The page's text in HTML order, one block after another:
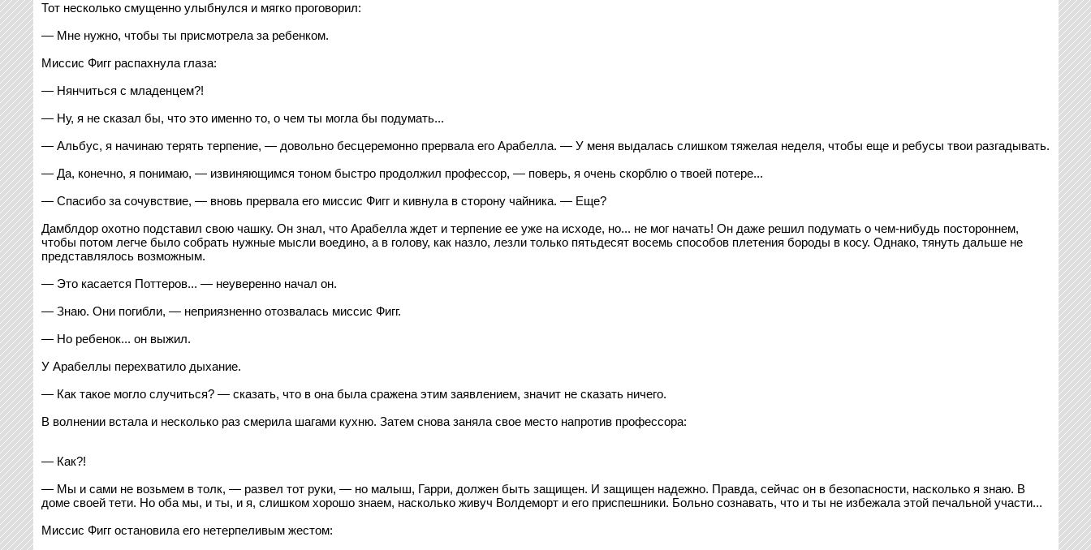
Тот несколько смущенно улыбнулся и мягко проговорил:
— Мне нужно, чтобы ты присмотрела за ребенком.
Миссис Фигг распахнула глаза:
— Нянчиться с младенцем?!
— Ну, я не сказал бы, что это именно то, о чем ты могла бы подумать...
— Альбус, я начинаю терять терпение, — довольно бесцеремонно прервала его Арабелла. — У меня выдалась слишком тяжелая неделя, чтобы еще и ребусы твои разгадывать.
— Да, конечно, я понимаю, — извиняющимся тоном быстро продолжил профессор, — поверь, я очень скорблю о твоей потере...
— Спасибо за сочувствие, — вновь прервала его миссис Фигг и кивнула в сторону чайника. — Еще?
Дамблдор охотно подставил свою чашку. Он знал, что Арабелла ждет и терпение ее уже на исходе, но... не мог начать! Он даже решил подумать о чем-нибудь постороннем,
чтобы потом легче было собрать нужные мысли воедино, а в голову, как назло, лезли только пятьдесят восемь способов плетения бороды в косу. Однако, тянуть дальше не
представлялось возможным.
— Это касается Поттеров... — неуверенно начал он.
— Знаю. Они погибли, — неприязненно отозвалась миссис Фигг.
— Но ребенок... он выжил.
У Арабеллы перехватило дыхание.
— Как такое могло случиться? — сказать, что в она была сражена этим заявлением, значит не сказать ничего.
В волнении встала и несколько раз смерила шагами кухню. Затем снова заняла свое место напротив профессора:
— Как?!
— Мы и сами не возьмем в толк, — развел тот руки, — но малыш, Гарри, должен быть защищен. И защищен надежно. Правда, сейчас он в безопасности, насколько я знаю. В
доме своей тети. Но оба мы, и ты, и я, слишком хорошо знаем, насколько живуч Волдеморт и его приспешники. Больно сознавать, что и ты не избежала этой печальной участи...
Миссис Фигг остановила его нетерпеливым жестом: